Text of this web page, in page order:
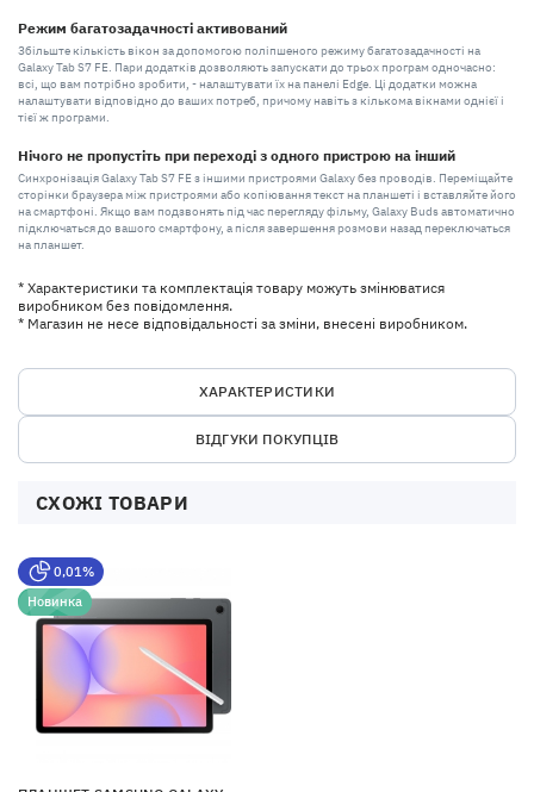
Режим багатозадачності активований
Збільште кількість вікон за допомогою поліпшеного режиму багатозадачності на
Galaxy Tab S7 FE. Пари додатків дозволяють запускати до трьох програм одночасно:
всі, що вам потрібно зробити, - налаштувати їх на панелі Edge. Ці додатки можна
налаштувати відповідно до ваших потреб, причому навіть з кількома вікнами однієї і
тієї ж програми.
Нічого не пропустіть при переході з одного пристрою на інший
Синхронізація Galaxy Tab S7 FE з іншими пристроями Galaxy без проводів. Переміщайте
сторінки браузера між пристроями або копіювання текст на планшеті і вставляйте його
на смартфоні. Якщо вам подзвонять під час перегляду фільму, Galaxy Buds автоматично
підключаться до вашого смартфону, а після завершення розмови назад переключаться
на планшет.
* Характеристики та комплектація товару можуть змінюватися
виробником без повідомлення.
* Магазин не несе відповідальності за зміни, внесені виробником.
ХАРАКТЕРИСТИКИ
ВІДГУКИ ПОКУПЦІВ
СХОЖІ ТОВАРИ
0,01%
Новинка